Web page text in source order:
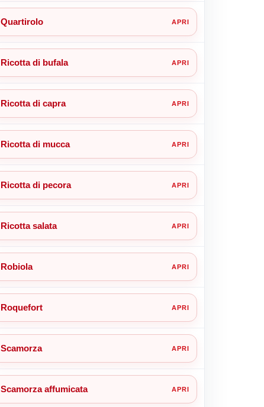
Quartirolo
Ricotta di bufala
Ricotta di capra
Ricotta di mucca
Ricotta di pecora
Ricotta salata
Robiola
Roquefort
Scamorza
Scamorza affumicata